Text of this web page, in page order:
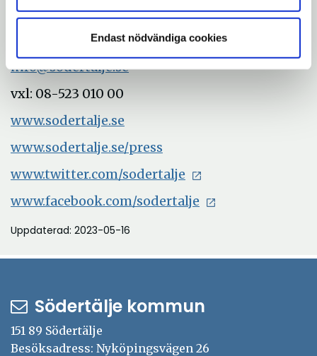
Endast nödvändiga cookies
Med vänliga hälsningar
Södertälje kommun
info@sodertalje.se
vxl: 08-523 010 00
www.sodertalje.se
www.sodertalje.se/press
www.twitter.com/sodertalje
www.facebook.com/sodertalje
Uppdaterad: 2023-05-16
Södertälje kommun
151 89 Södertälje
Besöksadress: Nyköpingsvägen 26